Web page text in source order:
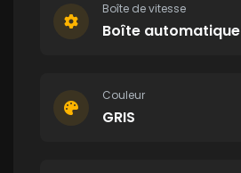
Boîte de vitesse
Boîte automatique
Couleur
GRIS